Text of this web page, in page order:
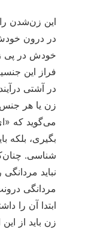
این زن‌شدن
در درون
خودش در پی
فراز این
در آشتی
زن یا هر
می‌گوید که
بگیری، بلکه
شناسی.
نباید
مردانگی
ابتدا آن را
زن باید از